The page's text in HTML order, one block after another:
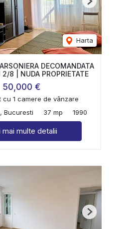
Harta
Next
DECOMANDATA
8 | NUDA PROPRIETATE
50,000 €
cu 1 camere de vânzare
Bucuresti
37 mp 1990
mai multe detalii
Next